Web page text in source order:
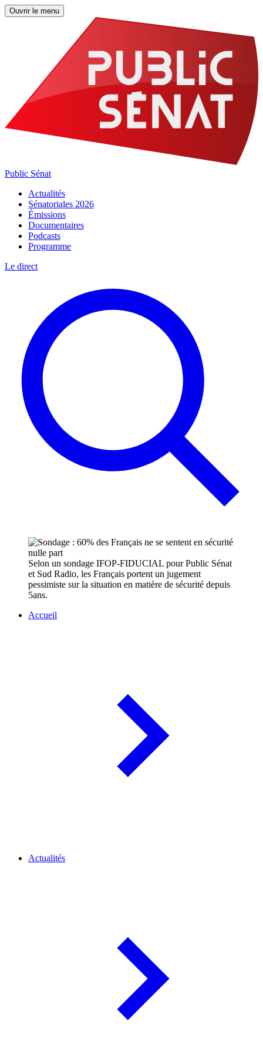
Ouvrir le menu
Public Sénat
Actualités
Sénatoriales 2026
Émissions
Documentaires
Podcasts
Programme
Le direct
Selon un sondage IFOP-FIDUCIAL pour Public Sénat
et Sud Radio, les Français portent un jugement
pessimiste sur la situation en matière de sécurité depuis
5ans.
Accueil
Actualités